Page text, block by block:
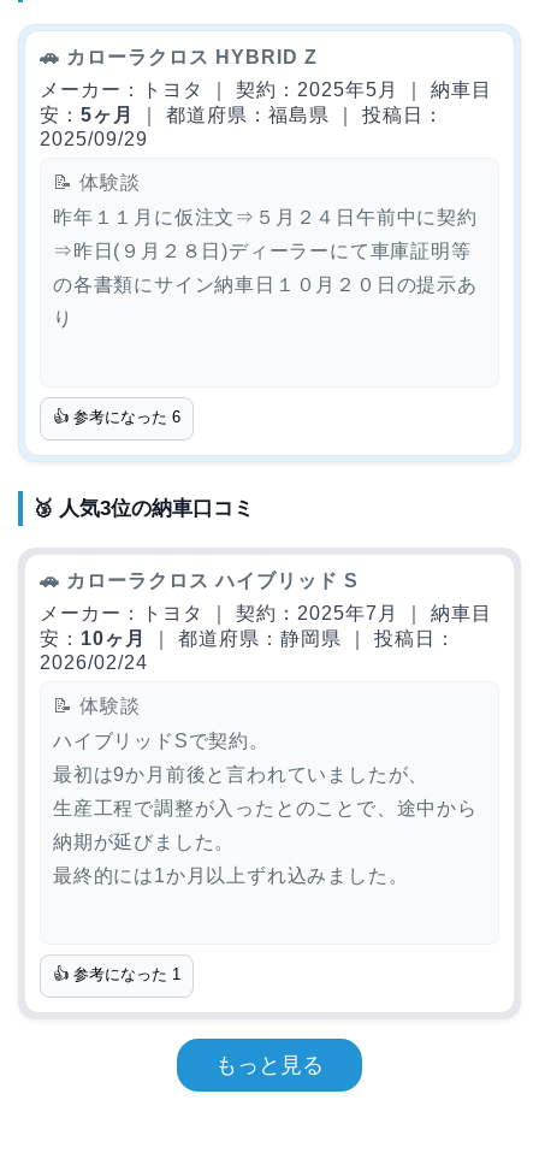
🚗 カローラクロス HYBRID Z
メーカー：トヨタ ｜ 契約：2025年5月 ｜ 納車目
安： 5ヶ月
｜ 都道府県：福島県 ｜ 投稿日：
2025/09/29
📝 体験談
昨年１１月に仮注文⇒５月２４日午前中に契約
⇒昨日(９月２８日)ディーラーにて車庫証明等
の各書類にサイン納車日１０月２０日の提示あ
り
👍 参考になった 6
🥉 人気3位の納車口コミ
🚗 カローラクロス ハイブリッド S
メーカー：トヨタ ｜ 契約：2025年7月 ｜ 納車目
安： 10ヶ月
｜ 都道府県：静岡県 ｜ 投稿日：
2026/02/24
📝 体験談
ハイブリッドSで契約。
最初は9か月前後と言われていましたが、
生産工程で調整が入ったとのことで、途中から
納期が延びました。
最終的には1か月以上ずれ込みました。
👍 参考になった 1
もっと見る